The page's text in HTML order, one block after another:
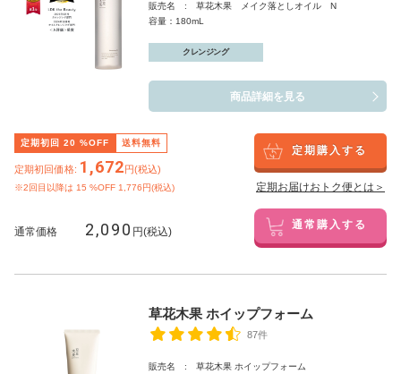
販売名 : 草花木果 メイク落としオイル N
容量：180mL
クレンジング
商品詳細を見る
定期初回 20 %OFF 送料無料
定期初回価格: 1,672円(税込)
※2回目以降は 15 %OFF 1,776円(税込)
定期購入する
定期お届けおトク便とは＞
通常価格 2,090 円(税込) 通常購入する
草花木果 ホイップフォーム
87件
販売名 : 草花木果 ホイップフォーム